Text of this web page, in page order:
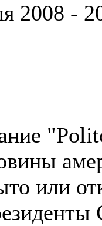
2008 -
или